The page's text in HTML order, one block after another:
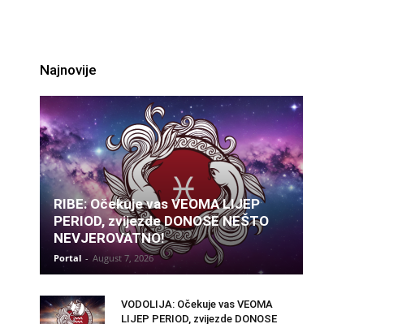
Najnovije
RIBE: Očekuje vas VEOMA LIJEP
PERIOD, zvijezde DONOSE NEŠTO
NEVJEROVATNO!
Portal - August 7, 2026
VODOLIJA: Očekuje vas VEOMA
LIJEP PERIOD, zvijezde DONOSE